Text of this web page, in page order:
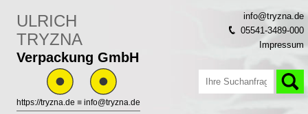
ULRICH
TRYZNA
Verpackung GmbH
https://tryzna.de ■ info@tryzna.de
info@tryzna.de
05541-3489-000
Impressum